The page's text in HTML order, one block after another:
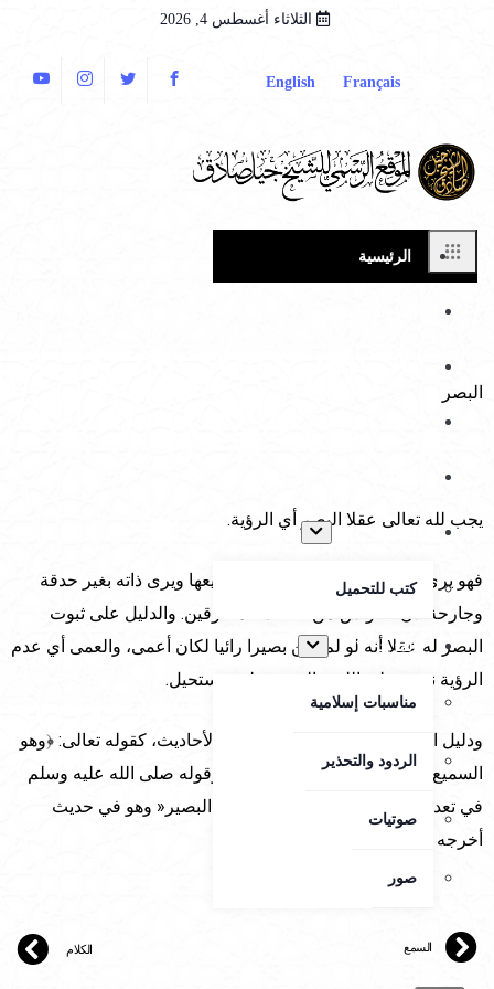
الثلاثاء أغسطس 4, 2026
Français
English
الرئيسية
المكتبة
كتب للتحميل
المزيد+
مناسبات إسلامية
الردود والتحذير
صوتيات
صور
البصر
يجب لله تعالى عقلا البصر أي الرؤية.
فهو يرى برؤية أزلية أبدية المرئيات جميعها ويرى ذاته بغير حدقة
وجارحة لأن الحواس من صفات المخلوقين. والدليل على ثبوت
البصر له عقلا أنه لو لم يكن بصيرا رائيا لكان أعمى، والعمى أي عدم
الرؤية نقص على الله، والنقص عليه مستحيل.
ودليل السمع والبصر السمعي الآيات والأحاديث، كقوله تعالى: ﴿وهو
السميع البصير﴾ [سورة الشورى/11]، وقوله صلى الله عليه وسلم
في تعداد أسماء الله الحسنى: »السميع البصير« وهو في حديث
أخرجه الترمذي وحسنه.
السمع الكلام